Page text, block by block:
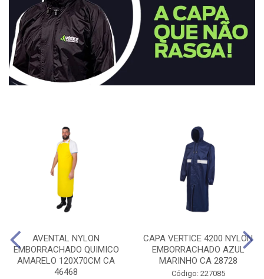
AVENTAL NYLON
EMBORRACHADO QUIMICO
AMARELO 120X70CM CA
46468
CAPA VERTICE 4200 NYLON
EMBORRACHADO AZUL
MARINHO CA 28728
Código: 227085